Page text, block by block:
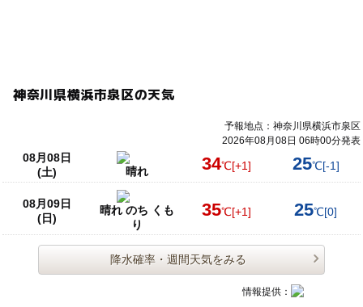
神奈川県横浜市泉区の天気
予報地点：神奈川県横浜市泉区
2026年08月08日 06時00分発表
08月08日
(土)
晴れ 34℃[+1] 25℃[-1]
08月09日
(日)
晴れ のち くも
り
35℃[+1] 25℃[0]
降水確率・週間天気をみる
情報提供：